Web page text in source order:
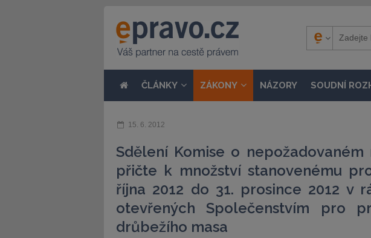
ČLÁNKY ZÁKONY NÁZORY SOUDNÍ
15. 6. 2012
Sdělení Komise o
přičte k množství stanovenému
října 2012 do 31. prosince 2012 v
otevřených Společenstvím pro
drůbežího masa